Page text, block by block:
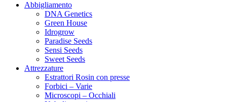
Abbigliamento
DNA Genetics
Green House
Idrogrow
Paradise Seeds
Sensi Seeds
Sweet Seeds
Attrezzature
Estrattori Rosin con presse
Forbici – Varie
Microscopi – Occhiali